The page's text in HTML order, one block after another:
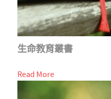
生命教育叢書
Read More